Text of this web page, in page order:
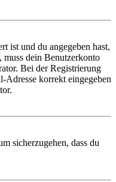
ist und du angegeben hast,
muss dein Benutzerkonto
Bei der Registrierung
korrekt eingegeben
sicherzugehen, dass du